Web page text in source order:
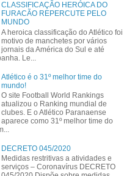
CLASSIFICAÇÃO HERÓICA DO
FURACÃO REPERCUTE PELO
MUNDO
A heroica classificação do Atlético foi
motivo de manchetes por vários
jornais da América do Sul e até
Le...
Atlético é o 31º melhor time do
mundo!
O site Football World Rankings
atualizou o Ranking mundial de
clubes. E o Atlético Paranaense
aparece como 31º melhor time do
DECRETO 045/2020
Medidas restritivas a atividades e
serviços – Coronavírus DECRETO